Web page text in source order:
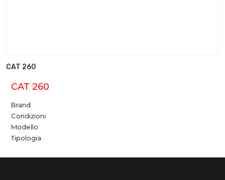
CAT 260
CAT 260
Brand
Condizioni
Modello
Tipologia